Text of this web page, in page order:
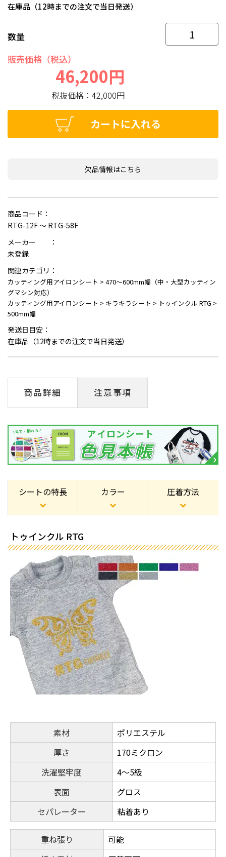
在庫品（12時までの注文で当日発送）
数量
販売価格（税込）
46,200円
税抜価格：42,000円
カートに入れる
欠品情報はこちら
商品コード：
RTG-12F ～ RTG-58F
メーカー ：
未登録
関連カテゴリ：
カッティング用アイロンシート > 470～600mm幅（中・大型カッティン
グマシン対応）
カッティング用アイロンシート > キラキラシート > トゥインクル RTG >
500mm幅
発送日目安：
在庫品（12時までの注文で当日発送）
商品詳細 注意事項
シートの特長 カラー 圧着方法
トゥインクル RTG
素材
ポリエステル
厚さ
170ミクロン
洗濯堅牢度
4～5級
表面
グロス
セパレーター
粘着あり
重ね張り
可能